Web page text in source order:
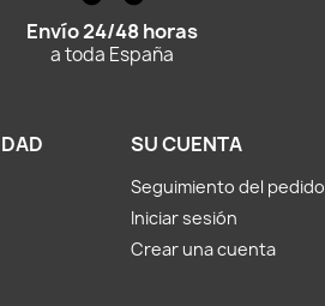
Envío 24/48 horas
a toda España
SU CUENTA
Seguimiento del pedido
Iniciar sesión
Crear una cuenta